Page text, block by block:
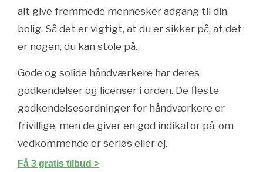
alt give fremmede mennesker adgang til din
bolig. Så det er vigtigt, at du er sikker på, at det
er nogen, du kan stole på.
Gode og solide håndværkere har deres
godkendelser og licenser i orden. De fleste
godkendelsesordninger for håndværkere er
frivillige, men de giver en god indikator på, om
vedkommende er seriøs eller ej.
Få 3 gratis tilbud >